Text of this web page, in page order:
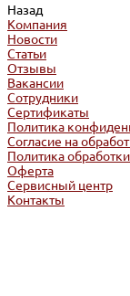
Назад
Компания
Новости
Статьи
Отзывы
Вакансии
Сотрудники
Сертификаты
Политика
Согласие на
Политика
Оферта
Сервисный центр
Контакты